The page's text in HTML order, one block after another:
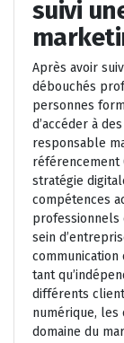
suivi
Après avoir
débouchés
personnes
d’accéder à
responsable
référencement
stratégie
compétences
professionnels
sein
communication
tant
différents
numérique,
domaine du